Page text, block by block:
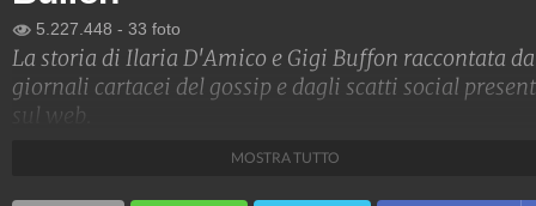
5.227.448 - 33 foto
La storia di Ilaria D'Amico e Gigi Buffon raccontata
giornali cartacei del gossip e dagli scatti social
sul web.
Spettacolo FanpageMOSTRA TUTTO